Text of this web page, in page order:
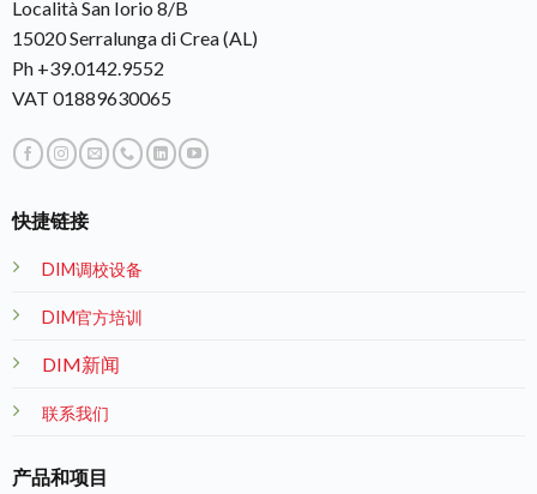
Località San Iorio 8/B
15020 Serralunga di Crea (AL)
Ph +39.0142.9552
VAT 01889630065
快捷链接
DIM调校设备
DIM官方培训
DIM新闻
联系我们
产品和项目